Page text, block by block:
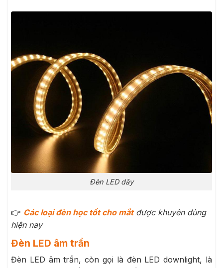
Đèn LED dây
👉 Các loại đèn học tốt cho mắtđược khuyên dùng
hiện nay
Đèn LED âm trần
Đèn LED âm trần, còn gọi là đèn LED downlight, là